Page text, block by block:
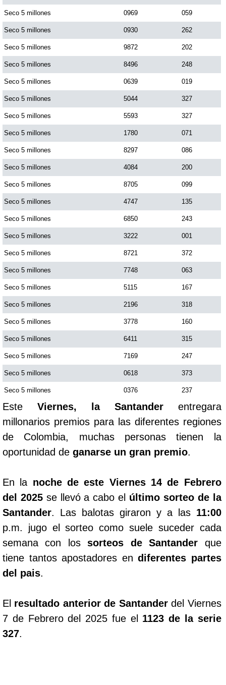
Seco 5 millones 0969 059
Seco 5 millones 0930 262
Seco 5 millones 9872 202
Seco 5 millones 8496 248
Seco 5 millones 0639 019
Seco 5 millones 5044 327
Seco 5 millones 5593 327
Seco 5 millones 1780 071
Seco 5 millones 8297 086
Seco 5 millones 4084 200
Seco 5 millones 8705 099
Seco 5 millones 4747 135
Seco 5 millones 6850 243
Seco 5 millones 3222 001
Seco 5 millones 8721 372
Seco 5 millones 7748 063
Seco 5 millones 5115 167
Seco 5 millones 2196 318
Seco 5 millones 3778 160
Seco 5 millones 6411 315
Seco 5 millones 7169 247
Seco 5 millones 0618 373
Seco 5 millones 0376 237
Este Viernes, la Santander entregara
millonarios premios para las diferentes regiones
de Colombia, muchas personas tienen la
oportunidad de ganarse un gran premio.
En la noche de este Viernes 14 de Febrero
del 2025se llevó a cabo el último sorteo de la
Santander. Las balotas giraron y a las 11:00
p.m. jugo el sorteo como suele suceder cada
semana con lossorteos de Santander que
tiene tantos apostadores endiferentes partes
del pais.
El resultado anterior de Santanderdel Viernes
7 de Febrero del 2025 fue el 1123 de la serie
327.